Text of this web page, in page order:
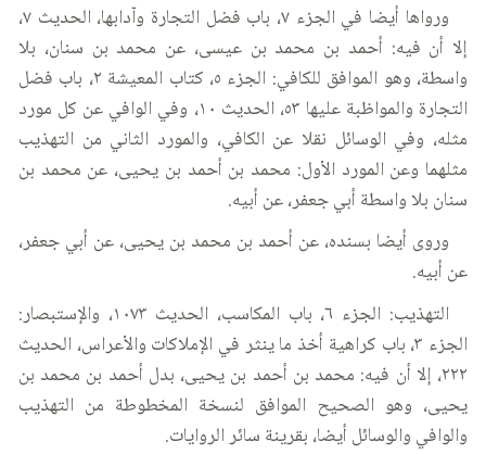
ورواها أيضا في الجزء ٧، باب فضل التجارة وآدابها، الحديث ٧،
إلا أن فيه: أحمد بن محمد بن عيسى، عن محمد بن سنان، بلا
واسطة، وهو الموافق للكافي: الجزء ٥، كتاب المعيشة ٢، باب فضل
التجارة والمواظبة عليها ٥٣، الحديث ١٠، وفي الوافي عن كل مورد
مثله، وفي الوسائل نقلا عن الكافي، والمورد الثاني من التهذيب
مثلهما وعن المورد الأول: محمد بن أحمد بن يحيى، عن محمد بن
سنان بلا واسطة أبي جعفر، عن أبيه.
وروى أيضا بسنده، عن أحمد بن محمد بن يحيى، عن أبي جعفر،
عن أبيه.
التهذيب: الجزء ٦، باب المكاسب، الحديث ١٠٧٣، والإستبصار:
الجزء ٣، باب كراهية أخذ ما ينثر في الإملاكات والأعراس، الحديث
٢٢٢، إلا أن فيه: محمد بن أحمد بن يحيى، بدل أحمد بن محمد بن
يحيى، وهو الصحيح الموافق لنسخة المخطوطة من التهذيب
والوافي والوسائل أيضا، بقرينة سائر الروايات.